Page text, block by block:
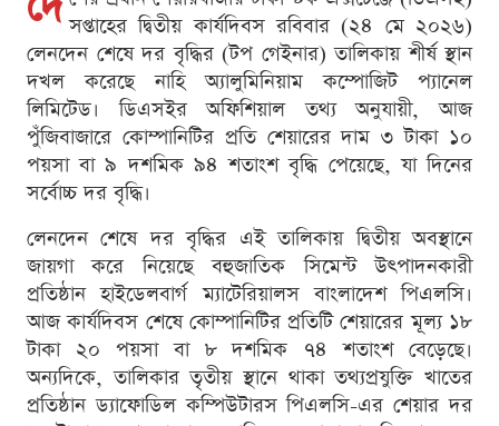
সপ্তাহের দ্বিতীয় কার্যদিবস রবিবার (২৪ মে ২০২৬)
লেনদেন শেষে দর বৃদ্ধির (টপ গেইনার) তালিকায় শীর্ষ স্থান
দখল করেছে নাহি অ্যালুমিনিয়াম কম্পোজিট প্যানেল
লিমিটেড। ডিএসইর অফিশিয়াল তথ্য অনুযায়ী, আজ
পুঁজিবাজারে কোম্পানিটির প্রতি শেয়ারের দাম ৩ টাকা ১০
পয়সা বা ৯ দশমিক ৯৪ শতাংশ বৃদ্ধি পেয়েছে, যা দিনের
সর্বোচ্চ দর বৃদ্ধি।
লেনদেন শেষে দর বৃদ্ধির এই তালিকায় দ্বিতীয় অবস্থানে
জায়গা করে নিয়েছে বহুজাতিক সিমেন্ট উৎপাদনকারী
প্রতিষ্ঠান হাইডেলবার্গ ম্যাটেরিয়ালস বাংলাদেশ পিএলসি।
আজ কার্যদিবস শেষে কোম্পানিটির প্রতিটি শেয়ারের মূল্য ১৮
টাকা ২০ পয়সা বা ৮ দশমিক ৭৪ শতাংশ বেড়েছে।
অন্যদিকে, তালিকার তৃতীয় স্থানে থাকা তথ্যপ্রযুক্তি খাতের
প্রতিষ্ঠান ড্যাফোডিল কম্পিউটারস পিএলসি-এর শেয়ার দর